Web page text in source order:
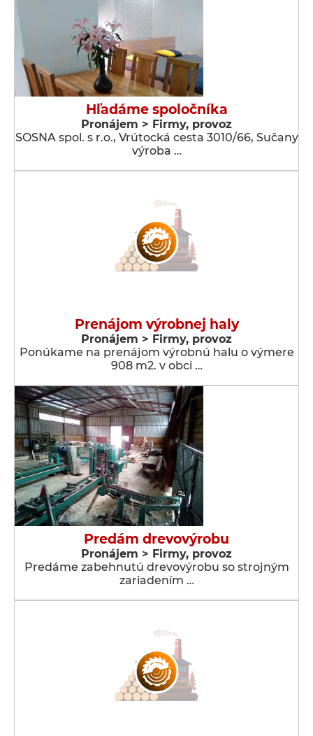
Hľadáme spoločníka
Pronájem > Firmy, provoz
SOSNA spol. s r.o., Vrútocká cesta 3010/66, Sučany
výroba …
Prenájom výrobnej haly
Pronájem > Firmy, provoz
Ponúkame na prenájom výrobnú halu o výmere
908 m2. v obci …
Predám drevovýrobu
Pronájem > Firmy, provoz
Predáme zabehnutú drevovýrobu so strojným
zariadením …